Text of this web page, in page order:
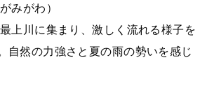
みがわ）
上川に集まり、激しく流れる様子を
自然の力強さと夏の雨の勢いを感じ